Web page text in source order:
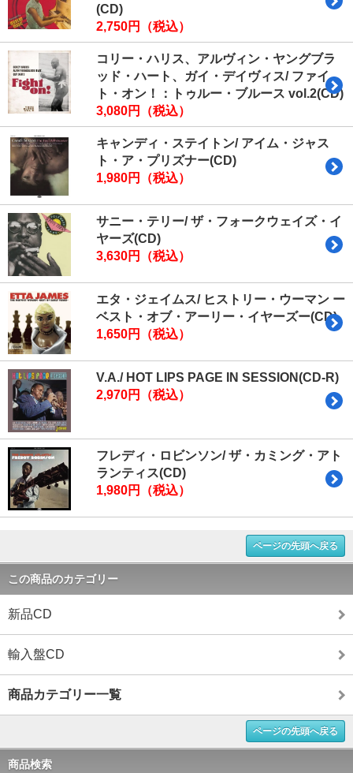
(CD)
2,750円（税込）
コリー・ハリス、アルヴィン・ヤングブラ
ッド・ハート、ガイ・デイヴィス/ ファイ
ト・オン！：トゥルー・ブルース vol.2(CD)
3,080円（税込）
キャンディ・ステイトン/ アイム・ジャス
ト・ア・プリズナー(CD)
1,980円（税込）
サニー・テリー/ ザ・フォークウェイズ・イ
ヤーズ(CD)
3,630円（税込）
エタ・ジェイムス/ ヒストリー・ウーマン ー
ベスト・オブ・アーリー・イヤーズー(CD)
1,650円（税込）
V.A./ HOT LIPS PAGE IN SESSION(CD-R)
2,970円（税込）
フレディ・ロビンソン/ ザ・カミング・アト
ランティス(CD)
1,980円（税込）
ページの先頭へ戻る
この商品のカテゴリー
新品CD
輸入盤CD
商品カテゴリー一覧
ページの先頭へ戻る
商品検索